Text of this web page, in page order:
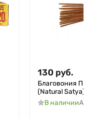
130 руб.
Благовония
(Natural Satya), 12
В наличии